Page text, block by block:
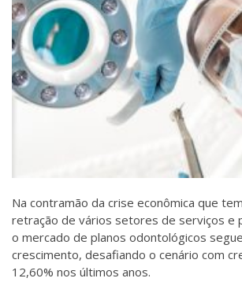
Na contramão da crise econômica que
retração de vários setores de serviços e
o mercado de planos odontológicos
crescimento, desafiando o cenário com
12,60% nos últimos anos.